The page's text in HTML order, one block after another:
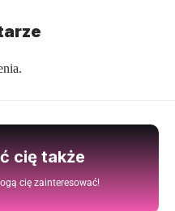
cię także
cię zainteresować!